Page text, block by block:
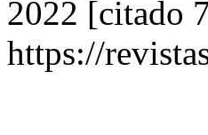
2022 [citado
https://